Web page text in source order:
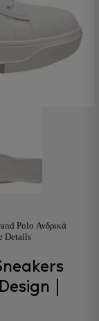
Polo Ανδρικά
Details
|